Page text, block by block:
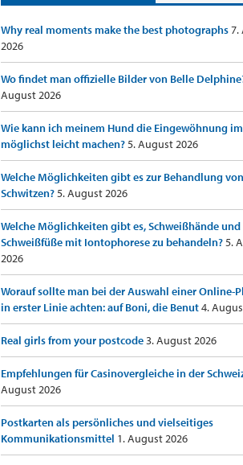
Why real moments make the best photographs7.
2026
Wo findet man offizielle Bilder von Belle
August 2026
Wie kann ich meinem Hund die Eingewöhnung
möglichst leicht machen?5. August 2026
Welche Möglichkeiten gibt es zur Behandlung
Schwitzen?5. August 2026
Welche Möglichkeiten gibt es, Schweißhände und
Schweißfüße mit Iontophorese zu behandeln?5.
2026
Worauf sollte man bei der Auswahl einer Online-
in erster Linie achten: auf Boni, die Benut4.
Real girls from your postcode3. August 2026
Empfehlungen für Casinovergleiche in der
August 2026
Postkarten als persönliches und vielseitiges
Kommunikationsmittel 1. August 2026